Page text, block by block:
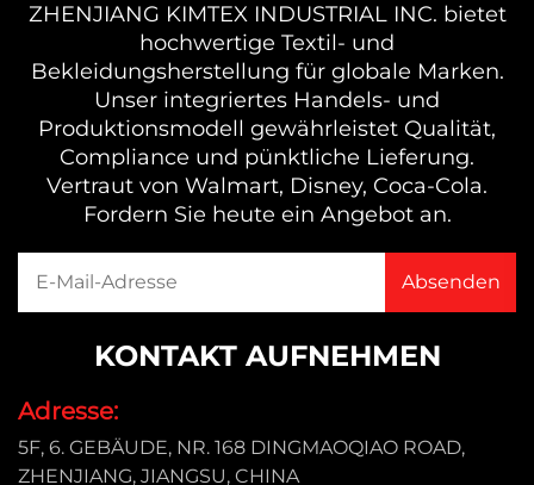
ZHENJIANG KIMTEX INDUSTRIAL INC. bietet
hochwertige Textil- und
Bekleidungsherstellung für globale Marken.
Unser integriertes Handels- und
Produktionsmodell gewährleistet Qualität,
Compliance und pünktliche Lieferung.
Vertraut von Walmart, Disney, Coca-Cola.
Fordern Sie heute ein Angebot an.
KONTAKT AUFNEHMEN
Adresse:
5F, 6. GEBÄUDE, NR. 168 DINGMAOQIAO ROAD,
ZHENJIANG, JIANGSU, CHINA